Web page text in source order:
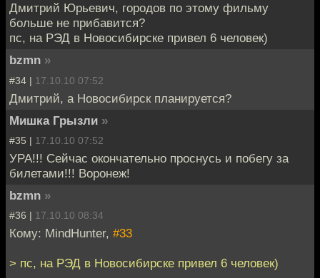
Дмитрий Юрьевич, городов по этому фильму
больше не прибавится?
пс, на РЭД в Новосибирске привел 6 человек)
bzmn »
#34 | 17.10.10 07:52
Дмитрий, а Новосибирск планируется?
Мишка Грызли »
#35 | 17.10.10 07:52
УРА!!! Сейчас окончательно проснусь и побегу за
билетами!!! Воронеж!
bzmn »
#36 | 17.10.10 08:34
Кому: MindHunter, #33
> пс, на РЭД в Новосибирске привел 6 человек)